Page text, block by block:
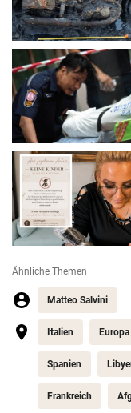
Ähnliche Themen
Matteo Salvini
Italien Europa
Spanien
Frankreich